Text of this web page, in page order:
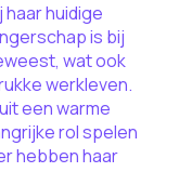
huidige
is bij
wat ook
werkleven.
een warme
rol spelen
hebben haar